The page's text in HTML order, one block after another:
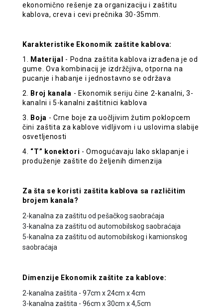
ekonomično rešenje za organizaciju i zaštitu
kablova, creva i cevi prečnika 30-35mm.
Karakteristike Ekonomik zaštite kablova:
1.
Materijal
- Podna zaštita kablova izrađena je od
gume. Ova kombinacij je izdržčjiva, otporna na
pucanje i habanje i jednostavno se održava
2.
Broj kanala - Ekonomik seriju čine 2-kanalni, 3-
kanalni i 5-kanalni zaštitnici kablova
3.
Boja - Crne boje za uočljivim žutim poklopcem
čini zaštita za kablove vidljivom i u uslovima slabije
osvetljenosti
4. “T” konektori - Omogućavaju lako sklapanje i
produženje zaštite do željenih dimenzija
Za šta se koristi zaštita kablova sa različitim
brojem kanala?
2-kanalna za zaštitu od pešačkog saobraćaja
3-kanalna za zaštitu od automobilskog saobraćaja
5-kanalna za zaštitu od automobilskog i kamionskog
saobraćaja
Dimenzije Ekonomik zaštite za kablove:
2-kanalna zaštita - 97cm x 24cm x 4cm
3-kanalna zaštita - 96cm x 30cm x 4,5cm